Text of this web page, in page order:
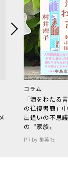
コラム
「海をわた
の往復書簡」
出逢いの不思
の〝家族〟
PR by 集英社